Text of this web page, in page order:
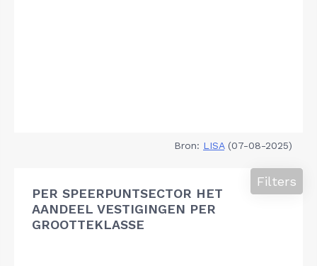
Bron: LISA(07-08-2025)
PER SPEERPUNTSECTOR HET
AANDEEL VESTIGINGEN PER
GROOTTEKLASSE
Filters